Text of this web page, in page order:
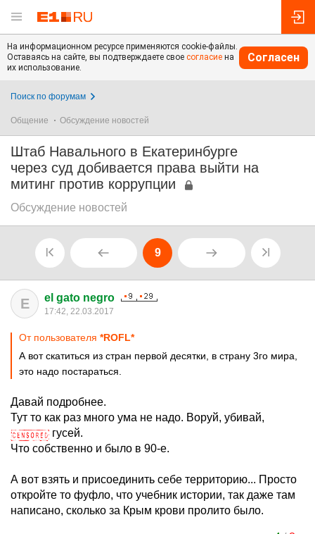
На информационном ресурсе применяются cookie-файлы.
Оставаясь на сайте, вы подтверждаете свое согласие на
их использование.
Согласен
Поиск по форумам
Общение Обсуждение новостей
Штаб Навального в Екатеринбурге
через суд добивается права выйти на
митинг против коррупции
Обсуждение новостей
9
E el gato negro
17:42, 22.03.2017
От пользователя *ROFL*
А вот скатиться из стран первой десятки, в страну 3го мира,
это надо постараться.
Давай подробнее.
Тут то как раз много ума не надо. Воруй, убивай,
гусей.
Что собственно и было в 90-е.
А вот взять и присоединить себе территорию... Просто
откройте то фуфло, что учебник истории, так даже там
написано, сколько за Крым крови пролито было.